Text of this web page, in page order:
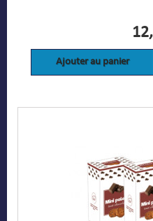
Ajouter au panier